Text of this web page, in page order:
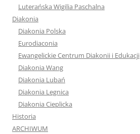
Luterańska Wigilia Paschalna
Diakonia
Diakonia Polska
Eurodiaconia
Ewangelickie Centrum Diakonii i Edukacji
Diakonia Wang
Diakonia Lubań
Diakonia Legnica
Diakonia Cieplicka
Historia
ARCHIWUM